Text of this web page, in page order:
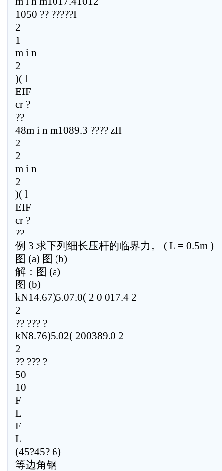
1050 ?? ?????I
2
1
m i n
2
)( l
EIF
cr ?
??
48m i n m1089.3 ???? zII
2
2
m i n
2
)( l
EIF
cr ?
??
例 3 求下列细长压杆的临界力。 ( L = 0.5m )
图 (a) 图 (b)
解：图 (a)
图 (b)
kN14.67)5.07.0( 2 0 017.4 2
2
?? ??? ?
kN8.76)5.02( 200389.0 2
2
?? ??? ?
50
10
F
L
F
L
(45?45? 6)
等边角钢